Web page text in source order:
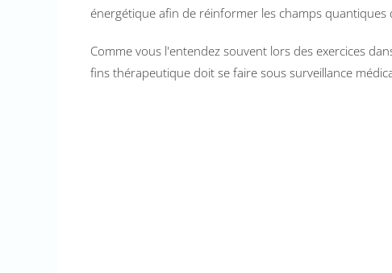
énergétique afin de réinformer les champs
Comme vous l'entendez souvent lors des exercices
fins thérapeutique doit se faire sous surveillance